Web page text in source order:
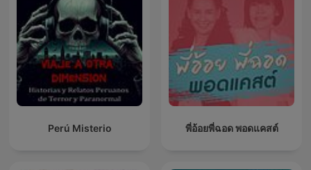
Perú Misterio พี่อ้อยพี่ฉอด พอดแคสต์